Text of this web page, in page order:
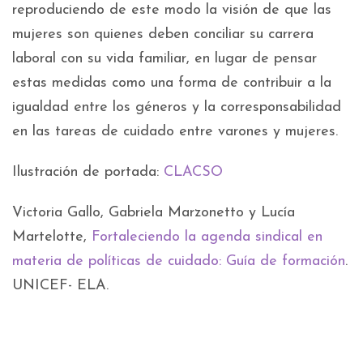
reproduciendo de este modo la visión de que las
mujeres son quienes deben conciliar su carrera
laboral con su vida familiar, en lugar de pensar
estas medidas como una forma de contribuir a la
igualdad entre los géneros y la corresponsabilidad
en las tareas de cuidado entre varones y mujeres.
Ilustración de portada: CLACSO
Victoria Gallo, Gabriela Marzonetto y Lucía
Martelotte, Fortaleciendo la agenda sindical en
materia de políticas de cuidado: Guía de formación.
UNICEF- ELA.